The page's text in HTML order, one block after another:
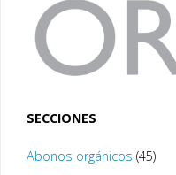
SECCIONES
Abonos orgánicos (45)